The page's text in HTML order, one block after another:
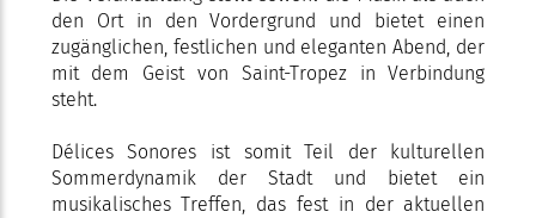
den Ort in den Vordergrund und bietet einen
zugänglichen, festlichen und eleganten Abend, der
mit dem Geist von Saint-Tropez in Verbindung
steht.
Délices Sonores ist somit Teil der kulturellen
Sommerdynamik der Stadt und bietet ein
musikalisches Treffen, das fest in der aktuellen